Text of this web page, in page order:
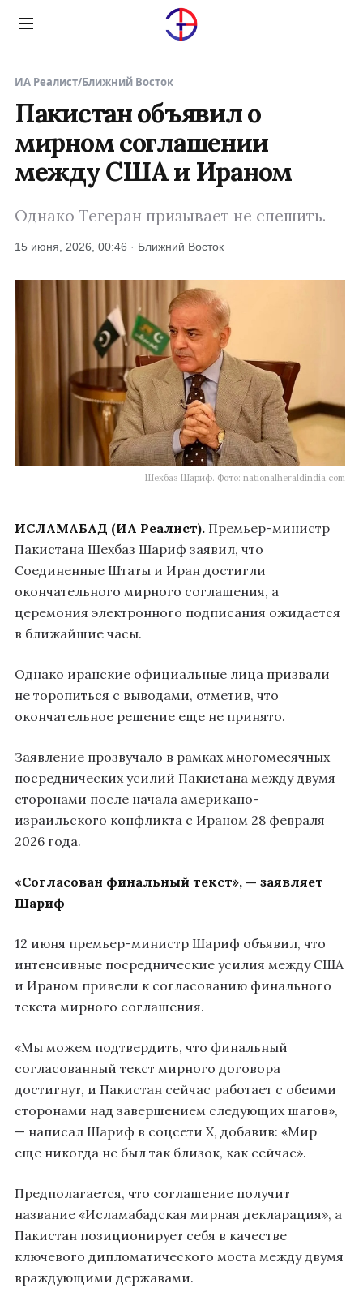
Menu
ИА Реалист/Ближний Восток
Пакистан объявил о
мирном соглашении
между США и Ираном
Однако Тегеран призывает не спешить.
15 июня, 2026, 00:46 · Ближний Восток
Шехбаз Шариф. Фото: nationalheraldindia.com
ИСЛАМАБАД (ИА Реалист). Премьер-министр
Пакистана Шехбаз Шариф заявил, что
Соединенные Штаты и Иран достигли
окончательного мирного соглашения, а
церемония электронного подписания ожидается
в ближайшие часы.
Однако иранские официальные лица призвали
не торопиться с выводами, отметив, что
окончательное решение еще не принято.
Заявление прозвучало в рамках многомесячных
посреднических усилий Пакистана между двумя
сторонами после начала американо-
израильского конфликта с Ираном 28 февраля
2026 года.
«Согласован финальный текст», — заявляет
Шариф
12 июня премьер-министр Шариф объявил, что
интенсивные посреднические усилия между США
и Ираном привели к согласованию финального
текста мирного соглашения.
«Мы можем подтвердить, что финальный
согласованный текст мирного договора
достигнут, и Пакистан сейчас работает с обеими
сторонами над завершением следующих шагов»,
— написал Шариф в соцсети X, добавив: «Мир
еще никогда не был так близок, как сейчас».
Предполагается, что соглашение получит
название «Исламабадская мирная декларация», а
Пакистан позиционирует себя в качестве
ключевого дипломатического моста между двумя
враждующими державами.